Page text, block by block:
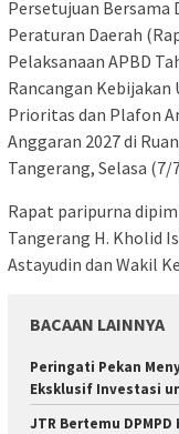
Persetujuan Bersama
Peraturan Daerah
Pelaksanaan APBD
Rancangan Kebijakan
Prioritas dan Plafon
Anggaran 2027 di
Tangerang, Selasa (7/
Rapat paripurna
Tangerang H. Kholid
Astayudin dan Wakil
BACAAN LAINNYA
Peringati Pekan
Eksklusif Investasi
JTR Bertemu